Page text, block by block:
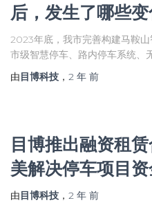
后，发生了哪些变
2023年底，我市完善构建马鞍
市级智慧停车、路内停车系统、
由目博科技 ， 2 年 前
目博推出融资租
美解决停车项目资
由目博科技 ， 2 年 前